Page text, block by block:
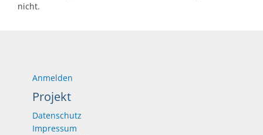
nicht.
Anmelden
Projekt
Datenschutz
Impressum